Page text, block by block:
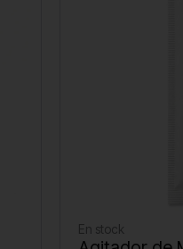
En stock